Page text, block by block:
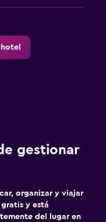
gestionar
organizar y viajar
y está
del lugar en